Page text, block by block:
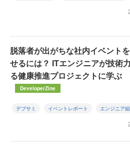
脱落者が出がちな社内イベント
せるには？ ITエンジニアが技術
る健康推進プロジェクトに学ぶ
DeveloperZine
デブサミ イベントレポート エンジニア